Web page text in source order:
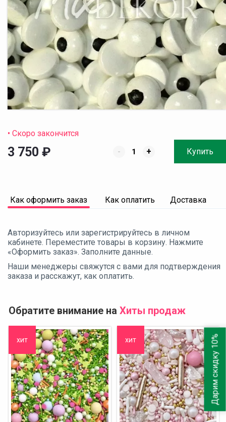
• Скоро закончится
3 750 ₽ - + Купить
Как оформить заказ Как оплатить Доставка
Авторизуйтесь или зарегистрируйтесь в личном
кабинете. Переместите товары в корзину. Нажмите
«Оформить заказ». Заполните данные.
Наши менеджеры свяжутся с вами для подтверждения
заказа и расскажут, как оплатить.
Обратите внимание на Хиты продаж
хит хит Дарим скидку 10%